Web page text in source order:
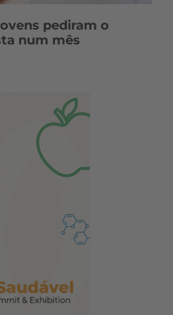
pediram o
num mês